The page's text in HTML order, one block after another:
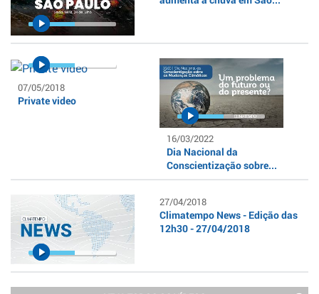
07/05/2018
Private video
16/03/2022
Dia Nacional da
Conscientização sobre...
27/04/2018
Climatempo News - Edição das
12h30 - 27/04/2018